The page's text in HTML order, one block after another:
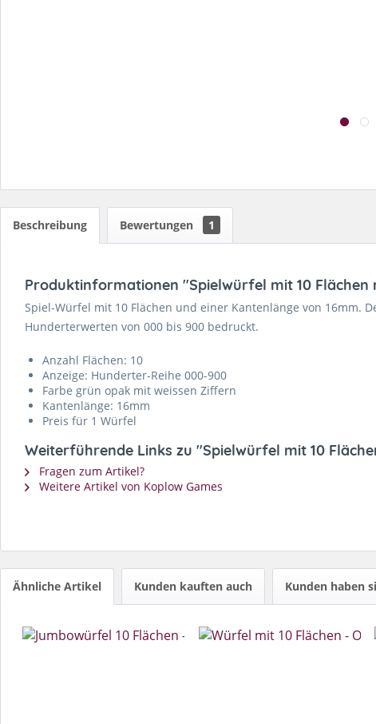
Beschreibung Bewertungen 1
Produktinformationen "Spielwürfel mit 10
Spiel-Würfel mit 10 Flächen und einer Kantenlänge von 16mm.
Hunderterwerten von 000 bis 900 bedruckt.
Anzahl Flächen: 10
Anzeige: Hunderter-Reihe 000-900
Farbe grün opak mit weissen Ziffern
Kantenlänge: 16mm
Preis für 1 Würfel
Weiterführende Links zu "Spielwürfel mit 10
Fragen zum Artikel?
Weitere Artikel von Koplow Games
Ähnliche Artikel Kunden kauften auch Kunden haben